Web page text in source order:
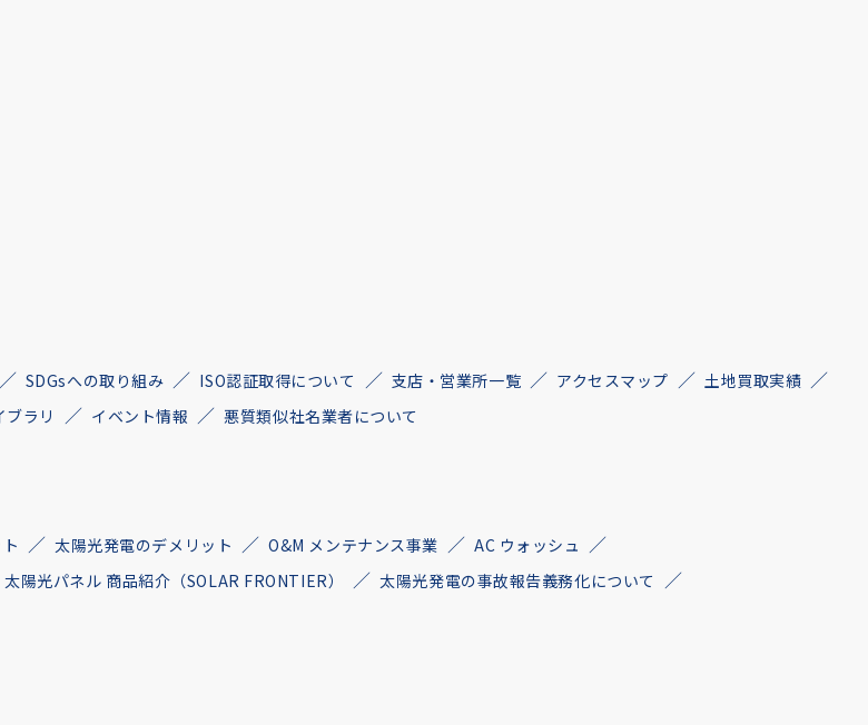
SDGsへの取り組み ISO認証取得について 支店・営業所一覧 アクセスマップ
土地買取実績
ラリ イベント情報 悪質類似社名業者について
太陽光発電のデメリット O&M メンテナンス事業
AC ウォッシュ
太陽光パネル 商品紹介（SOLAR FRONTIER）
太陽光発電の事故報告義務化について